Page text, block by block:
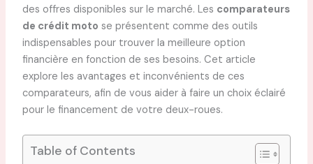
des offres disponibles sur le marché. Les comparateurs
de crédit moto se présentent comme des outils
indispensables pour trouver la meilleure option
financière en fonction de ses besoins. Cet article
explore les avantages et inconvénients de ces
comparateurs, afin de vous aider à faire un choix éclairé
pour le financement de votre deux-roues.
Table of Contents